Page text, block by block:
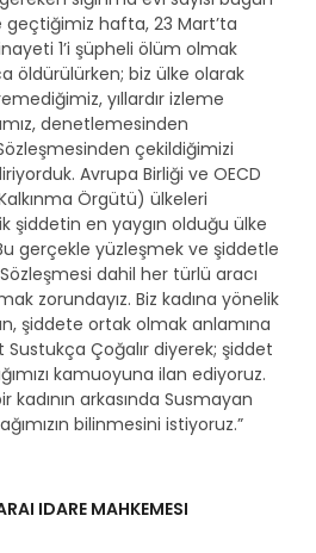
geçtiğimiz hafta, 23 Mart’ta
1’i şüpheli ölüm olmak
öldürülürken; biz ülke olarak
yıllardır izleme
denetlemesinden
çekildiğimizi
Avrupa Birliği ve OECD
Örgütü) ülkeleri
şiddetin en yaygın olduğu ülke
gerçekle yüzleşmek ve şiddetle
dahil her türlü aracı
zorundayız. Biz kadına yönelik
şiddete ortak olmak anlamına
Çoğalır diyerek; şiddet
kamuoyuna ilan ediyoruz.
arkasında Susmayan
bilinmesini istiyoruz.”
IDARE MAHKEMESI